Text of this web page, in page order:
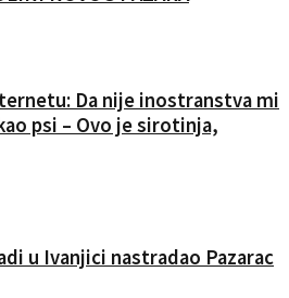
Da nije inostranstva mi
psi – Ovo je sirotinja,
u Ivanjici nastradao Pazarac